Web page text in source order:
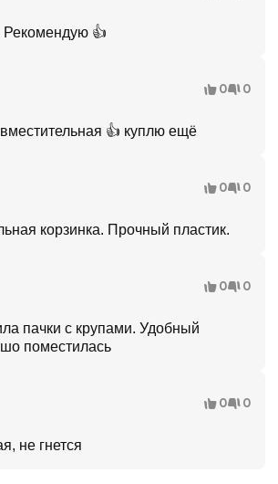
Рекомендую 👍
0 0
👍 куплю ещё
0 0
корзинка. Прочный пластик.
0 0
пачки с крупами. Удобный
поместилась
0 0
не гнется